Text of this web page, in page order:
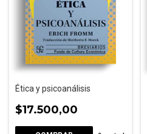
Ética y psicoanálisis
$17.500,00